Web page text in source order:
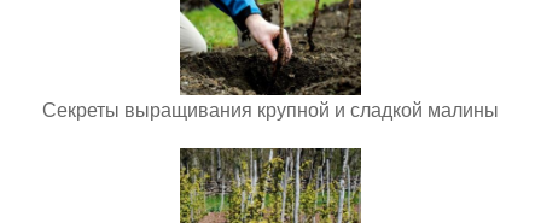
Секреты выращивания крупной и сладкой малины